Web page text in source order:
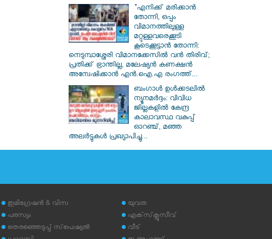
"എനിക്ക് മരിക്കാൻ
തോന്നി, ഒപ്പം
വിമാനത്തിലുള്ള
മറ്റുള്ളവരെക്കൂടി
കൂടെക്കൂട്ടാൻ തോന്നി:
നെടുമ്പാശ്ശേരി വിമാനക്കേസിൽ വൻ തിരിവ്;
പ്രതിക്ക് ഭ്രാന്തില്ല, മലേഷ്യൻ കണക്ഷൻ
അന്വേഷിക്കാൻ എൻ.ഐ.എ രംഗത്ത്...
ബംഗാൾ ഉൾക്കടലിൽ
ന്യൂനമർദ്ദം: വിവിധ
ജില്ലകളിൽ കേന്ദ്ര
കാലാവസ്ഥ വകുപ്പ്
ഓറഞ്ച്, മഞ്ഞ
അലർട്ടുകൾ പ്രഖ്യാപിച്ചു...
ഇമിഗ്രേഷന്‍ & വിസ
പരസ്യം
തെരഞ്ഞെടുപ്പ് സ്‌പെഷ്യല്‍
യുവത
എക്‌സ്‌ക്ലൂസീവ്
വീട്